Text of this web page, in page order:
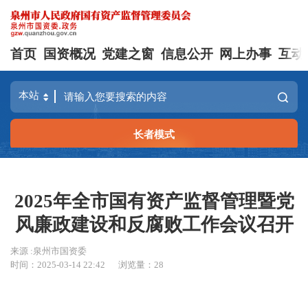
首页 国资概况 党建之窗 信息公开 网上办事 互动
长者模式
2025年全市国有资产监督管理暨党
风廉政建设和反腐败工作会议召开
来源 :泉州市国资委
时间：2025-03-14 22:42
浏览量：28